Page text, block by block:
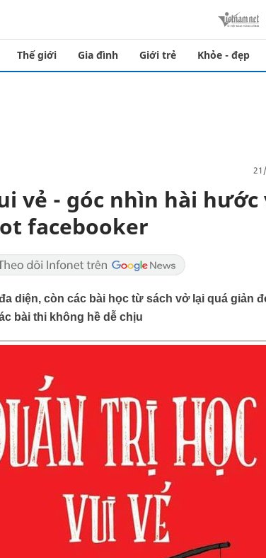
Thế giới Gia đình Giới trẻ Khỏe - đẹp
vẻ - góc nhìn hài hước
facebooker
diện, còn các bài học từ sách vở lại quá giản
bài thi không hề dễ chịu